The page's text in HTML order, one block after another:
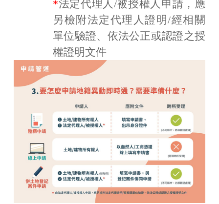
*法定代理人/被授權人申請，應
另檢附法定代理人證明/經相關
單位驗證、依法公正或認證之授
權證明文件